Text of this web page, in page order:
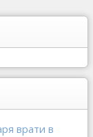
врати в